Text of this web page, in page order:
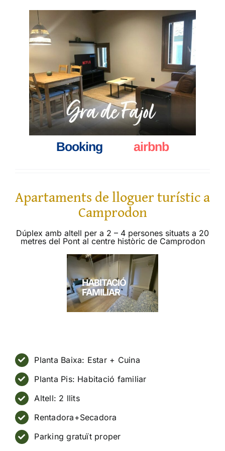
Booking ____airbnb
Apartaments de lloguerturística
Camprodon
Dúplex amb altell per a 2 – 4 persones situats a 20
metres del Pont al centre històric de Camprodon
HABITACIÓ
FAMILIAR
Planta Baixa: Estar + Cuina
Planta Pis: Habitació familiar
Altell: 2 llits
Rentadora+Secadora
Parking gratuït proper